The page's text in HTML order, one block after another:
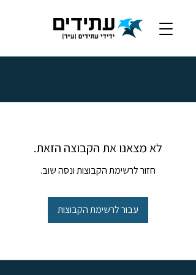
לא מצאנו את הקבוצה הזאת.
חזור לרשימת הקבוצות ונסה שוב.
עבור לרשימת הקבוצות